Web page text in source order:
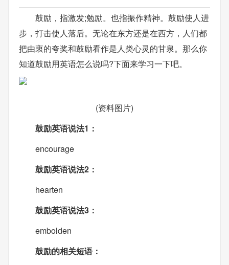
鼓励，指激发;勉励。也指振作精神。鼓励使人进
步，打击使人落后。无论在东方还是在西方，人们都
把由衷的夸奖和鼓励看作是人类心灵的甘泉。那么你
知道鼓励用英语怎么说吗?下面来学习一下吧。
(资料图片)
鼓励英语说法1：
encourage
鼓励英语说法2：
hearten
鼓励英语说法3：
embolden
鼓励的相关短语：